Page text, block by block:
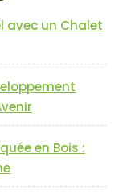
avec un Chalet
en Bois :